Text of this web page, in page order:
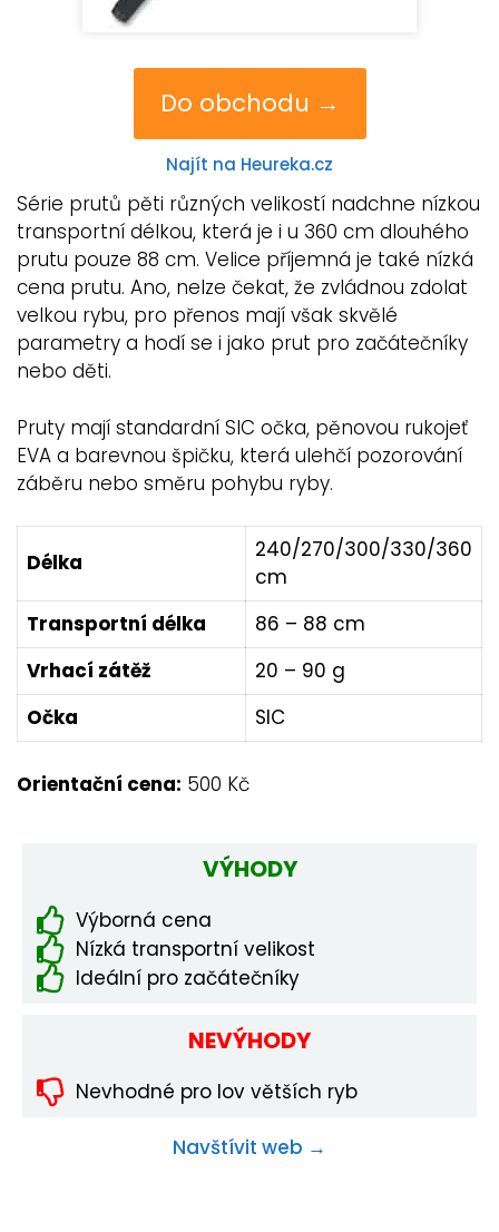
Do obchodu →
Najít na Heureka.cz
Série prutů pěti různých velikostí nadchne nízkou
transportní délkou, která je i u 360 cm dlouhého
prutu pouze 88 cm. Velice příjemná je také nízká
cena prutu. Ano, nelze čekat, že zvládnou zdolat
velkou rybu, pro přenos mají však skvělé
parametry a hodí se i jako prut pro začátečníky
nebo děti.
Pruty mají standardní SIC očka, pěnovou rukojeť
EVA a barevnou špičku, která ulehčí pozorování
záběru nebo směru pohybu ryby.
Délka
240/270/300/330/360
cm
Transportní délka
86 – 88 cm
Vrhací zátěž
20 – 90 g
Očka
SIC
Orientační cena: 500 Kč
VÝHODY
Výborná cena
Nízká transportní velikost
Ideální pro začátečníky
NEVÝHODY
Nevhodné pro lov větších ryb
Navštívit web →